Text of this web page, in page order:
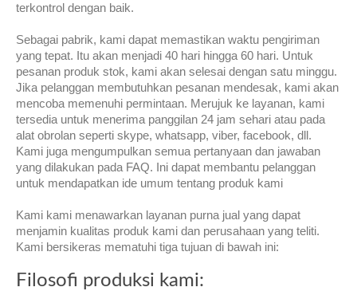
terkontrol dengan baik.
Sebagai pabrik, kami dapat memastikan waktu pengiriman
yang tepat. Itu akan menjadi 40 hari hingga 60 hari. Untuk
pesanan produk stok, kami akan selesai dengan satu minggu.
Jika pelanggan membutuhkan pesanan mendesak, kami akan
mencoba memenuhi permintaan. Merujuk ke layanan, kami
tersedia untuk menerima panggilan 24 jam sehari atau pada
alat obrolan seperti skype, whatsapp, viber, facebook, dll.
Kami juga mengumpulkan semua pertanyaan dan jawaban
yang dilakukan pada FAQ. Ini dapat membantu pelanggan
untuk mendapatkan ide umum tentang produk kami
Kami kami menawarkan layanan purna jual yang dapat
menjamin kualitas produk kami dan perusahaan yang teliti.
Kami bersikeras mematuhi tiga tujuan di bawah ini:
Filosofi produksi kami: